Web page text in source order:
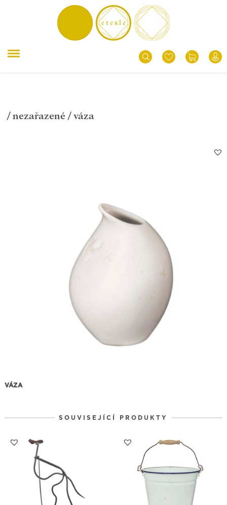
/ nezařazené / váza
VÁZA
SOUVISEJÍCÍ PRODUKTY